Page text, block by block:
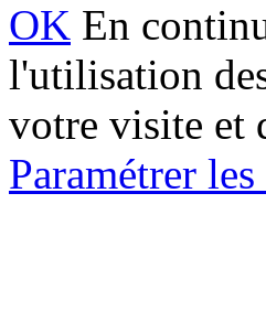
OK En
l'utilisation
votre visite et
Paramétrer